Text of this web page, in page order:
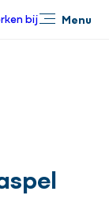
bij Menu
Sluiten